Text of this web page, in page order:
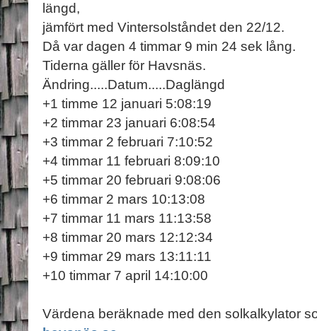
längd,
jämfört med Vintersolståndet den 22/12.
Då var dagen 4 timmar 9 min 24 sek lång.
Tiderna gäller för Havsnäs.
Ändring.....Datum.....Daglängd
+1 timme 12 januari 5:08:19
+2 timmar 23 januari 6:08:54
+3 timmar 2 februari 7:10:52
+4 timmar 11 februari 8:09:10
+5 timmar 20 februari 9:08:06
+6 timmar 2 mars 10:13:08
+7 timmar 11 mars 11:13:58
+8 timmar 20 mars 12:12:34
+9 timmar 29 mars 13:11:11
+10 timmar 7 april 14:10:00
Värdena beräknade med den solkalkylator